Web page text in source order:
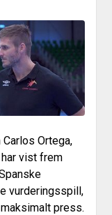
Ortega,
har vist frem
vurderingsspill,
press.